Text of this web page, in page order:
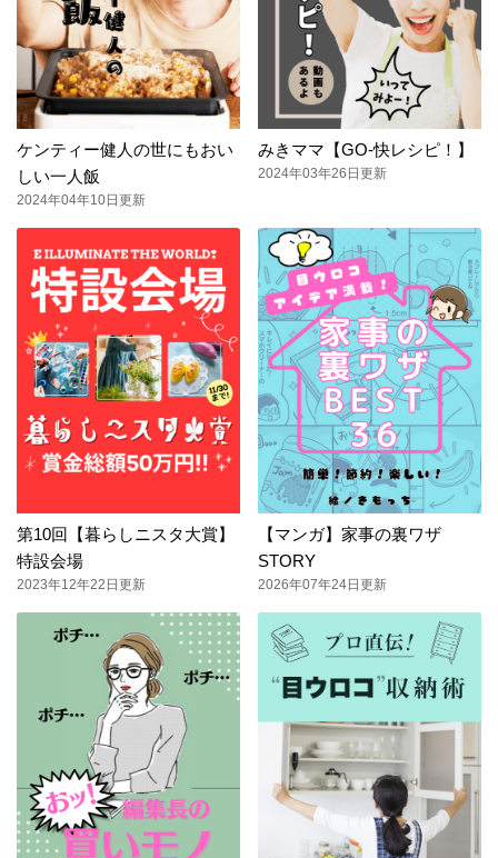
ケンティー健人の世にもおい
しい一人飯
2024年04年10日更新
みきママ【GO-快レシピ！】
2024年03年26日更新
第10回【暮らしニスタ大賞】
特設会場
2023年12年22日更新
【マンガ】家事の裏ワザ
STORY
2026年07年24日更新